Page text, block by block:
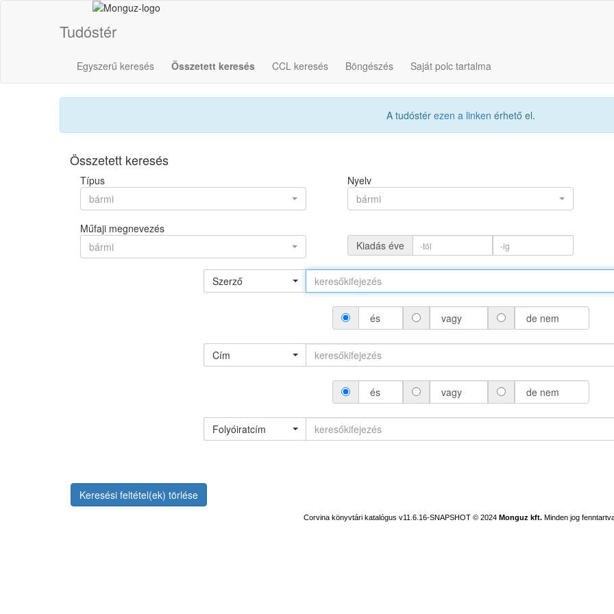
Tudóstér
Egyszerű keresés Összetett keresés CCL keresés Böngészés Saját polc tartalma
A tudóstér ezen a linken érhető el.
Összetett keresés
Típus
bármi
Nyelv
bármi
Műfaji megnevezés
bármi
Kiadás éve
Szerző
és vagy de nem
Cím
és vagy de nem
Folyóiratcím
Keresési feltétel(ek) törlése
Corvina könyvtári katalógus v11.6.16-SNAPSHOT © 2024 Monguz kft. Minden jog